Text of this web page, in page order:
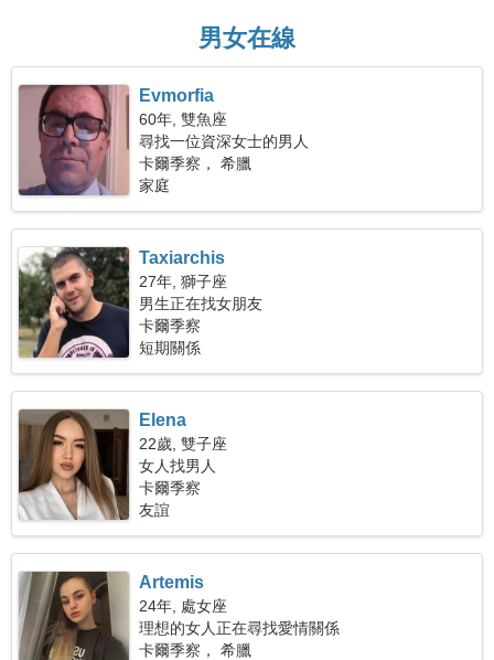
男女在線
Evmorfia
60年, 雙魚座
尋找一位資深女士的男人
卡爾季察， 希臘
家庭
Taxiarchis
27年, 獅子座
男生正在找女朋友
卡爾季察
短期關係
Elena
22歲, 雙子座
女人找男人
卡爾季察
友誼
Artemis
24年, 處女座
理想的女人正在尋找愛情關係
卡爾季察， 希臘